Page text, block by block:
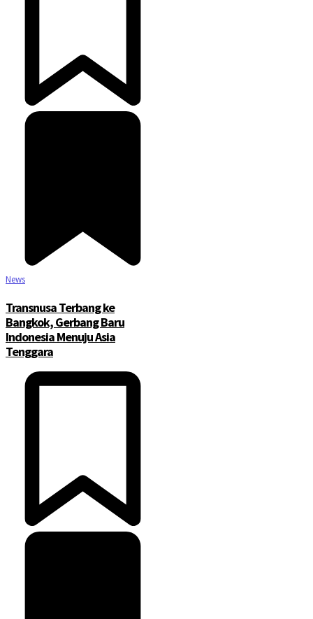
News
Transnusa Terbang ke
Bangkok, Gerbang Baru
Indonesia Menuju Asia
Tenggara